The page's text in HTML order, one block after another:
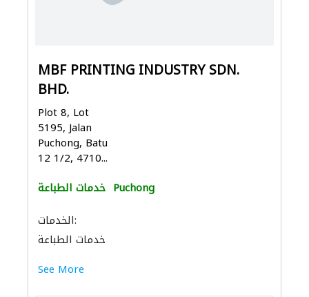
MBF PRINTING INDUSTRY SDN.
BHD.
Plot 8, Lot
5195, Jalan
Puchong, Batu
12 1/2, 4710...
خدمات الطباعة Puchong
الخدمات:
خدمات الطباعة
See More